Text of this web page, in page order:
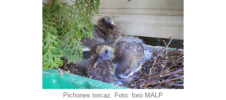
Pichones torcaz. Foto: foro MALP